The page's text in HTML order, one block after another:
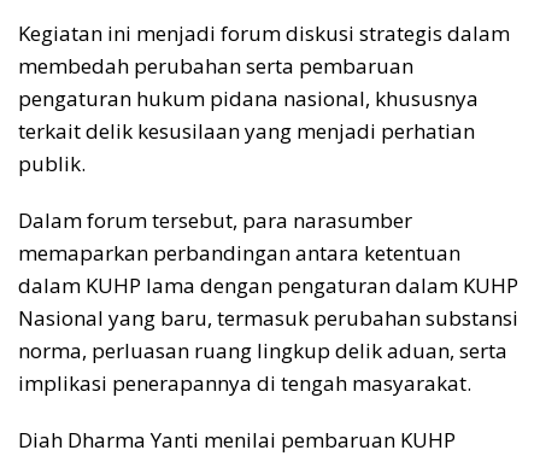
Kegiatan ini menjadi forum diskusi strategis dalam
membedah perubahan serta pembaruan
pengaturan hukum pidana nasional, khususnya
terkait delik kesusilaan yang menjadi perhatian
publik.
Dalam forum tersebut, para narasumber
memaparkan perbandingan antara ketentuan
dalam KUHP lama dengan pengaturan dalam KUHP
Nasional yang baru, termasuk perubahan substansi
norma, perluasan ruang lingkup delik aduan, serta
implikasi penerapannya di tengah masyarakat.
Diah Dharma Yanti menilai pembaruan KUHP